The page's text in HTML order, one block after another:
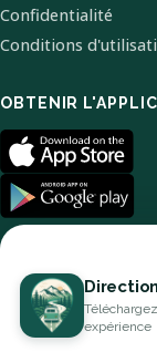
Confidentialité
Conditions
OBTENIR
© 2026
expérience